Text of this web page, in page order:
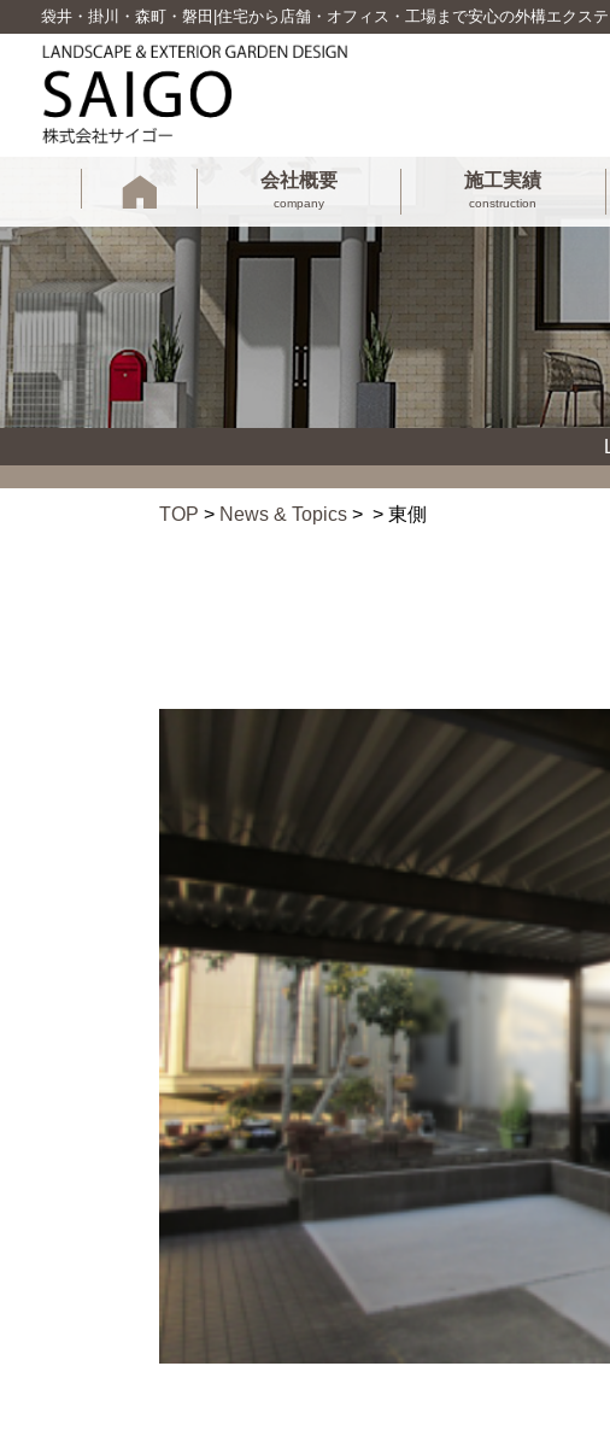
袋井・掛川・森町・磐田|住宅から店舗・オフィス・工場まで安心の外構エクス
会社概要
company
施工実績
construction
TOP > News & Topics > > 東側